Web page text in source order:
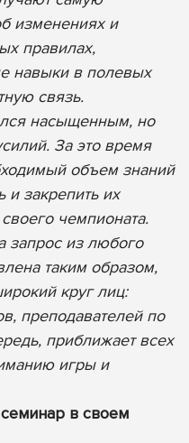
изменениях и
правилах,
навыки в полевых
связь.
насыщенным, но
За это время
объем знаний
и закрепить их
чемпионата.
запрос из любого
таким образом,
круг лиц:
преподавателей по
приближает всех
игры и
в своем